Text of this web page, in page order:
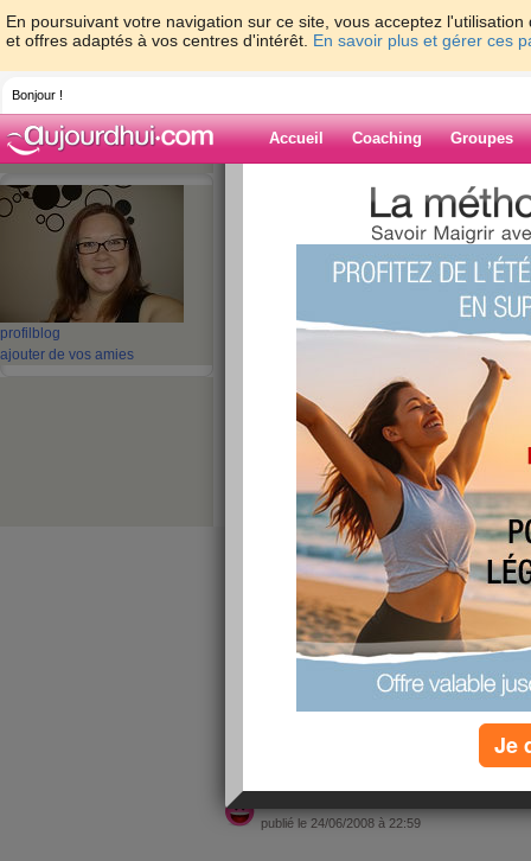
En poursuivant votre navigation sur ce site, vous acceptez
et offres adaptés à vos centres d'intérêt. En savoir plus et gérer ces
Bonjour !
Accueil Coaching Groupes
profil blog
ajouter de vos amies
> Pouchinette84
Blog de
‹ Préc. 1 2 3 4 5
HS ....
publié le 25/06/2008 à 21:59
je suis morte !!!
1 h de marche .
re boulot
publié le 24/06/2008 à 22:59
Je